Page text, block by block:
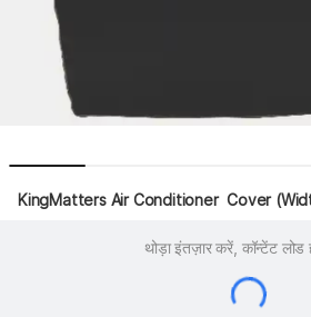
KingMatters Air Conditioner  Cover
थोड़ा इंतज़ार करें, कॉन्टेंट लोड